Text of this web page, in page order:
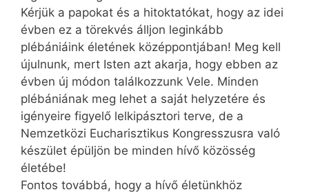
Kérjük a papokat és a hitoktatókat, hogy az idei
évben ez a törekvés álljon leginkább
plébániáink életének középpontjában! Meg kell
újulnunk, mert Isten azt akarja, hogy ebben az
évben új módon találkozzunk Vele. Minden
plébániának meg lehet a saját helyzetére és
igényeire figyelő lelkipásztori terve, de a
Nemzetközi Eucharisztikus Kongresszusra való
készület épüljön be minden hívő közösség
életébe!
Fontos továbbá, hogy a hívő életünkhöz